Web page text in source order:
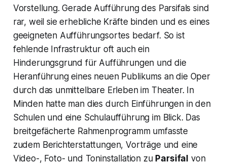
Vorstellung. Gerade Aufführung des Parsifals sind
rar, weil sie erhebliche Kräfte binden und es eines
geeigneten Aufführungsortes bedarf. So ist
fehlende Infrastruktur oft auch ein
Hinderungsgrund für Aufführungen und die
Heranführung eines neuen Publikums an die Oper
durch das unmittelbare Erleben im Theater. In
Minden hatte man dies durch Einführungen in den
Schulen und eine Schulaufführung im Blick. Das
breitgefächerte Rahmenprogramm umfasste
zudem Berichterstattungen, Vorträge und eine
Video-, Foto- und Toninstallation zu Parsifal von